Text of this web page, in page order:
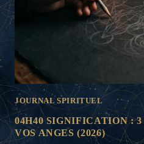
(2026)
JOURNAL SPIRITUEL
04H40 SIGNIFICATION :
VOS ANGES (2026)